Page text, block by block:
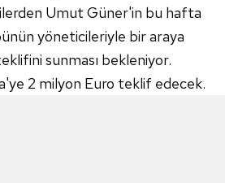
Umut Güner'in bu hafta
yöneticileriyle bir araya
sunması bekleniyor.
2 milyon Euro teklif edecek.